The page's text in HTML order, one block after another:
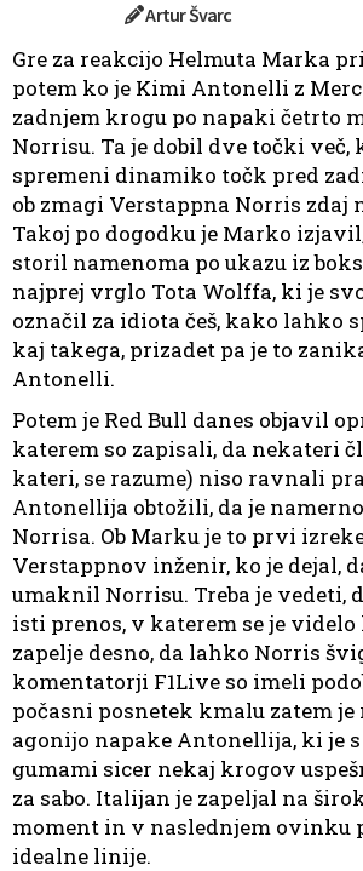
Artur Švarc
Gre za reakcijo Helmuta Marka
potem ko je Kimi Antonelli z
zadnjem krogu po napaki četrto
Norrisu. Ta je dobil dve točki več,
spremeni dinamiko točk pred
ob zmagi Verstappna Norris zdaj
Takoj po dogodku je Marko
storil namenoma po ukazu iz
najprej vrglo Tota Wolffa, ki je
označil za idiota češ, kako lahko
kaj takega, prizadet pa je to
Antonelli.
Potem je Red Bull danes objavil
katerem so zapisali, da nekateri
kateri, se razume) niso ravnali
Antonellija obtožili, da je
Norrisa. Ob Marku je to prvi
Verstappnov inženir, ko je dejal,
umaknil Norrisu. Treba je vedeti,
isti prenos, v katerem se je
zapelje desno, da lahko Norris
komentatorji F1Live so imeli
počasni posnetek kmalu zatem
agonijo napake Antonellija, ki je
gumami sicer nekaj krogov
za sabo. Italijan je zapeljal na
moment in v naslednjem ovinku
idealne linije.